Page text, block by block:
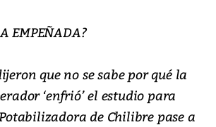
EMPEÑADA?
que no se sabe por qué la
‘enfrió’ el estudio para
de Chilibre pase a